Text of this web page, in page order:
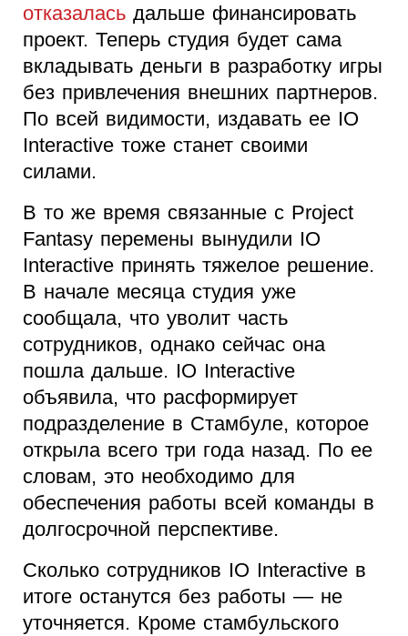
отказалась дальше финансировать
проект. Теперь студия будет сама
вкладывать деньги в разработку игры
без привлечения внешних партнеров.
По всей видимости, издавать ее IO
Interactive тоже станет своими
силами.
В то же время связанные с Project
Fantasy перемены вынудили IO
Interactive принять тяжелое решение.
В начале месяца студия уже
сообщала, что уволит часть
сотрудников, однако сейчас она
пошла дальше. IO Interactive
объявила, что расформирует
подразделение в Стамбуле, которое
открыла всего три года назад. По ее
словам, это необходимо для
обеспечения работы всей команды в
долгосрочной перспективе.
Сколько сотрудников IO Interactive в
итоге останутся без работы — не
уточняется. Кроме стамбульского